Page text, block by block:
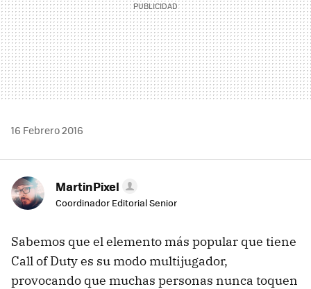
16 Febrero 2016
MartinPixel
Coordinador Editorial Senior
Sabemos que el elemento más popular que tiene
Call of Duty es su modo multijugador,
provocando que muchas personas nunca toquen